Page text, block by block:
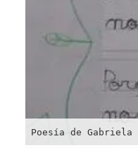
Poesía de Gabriela